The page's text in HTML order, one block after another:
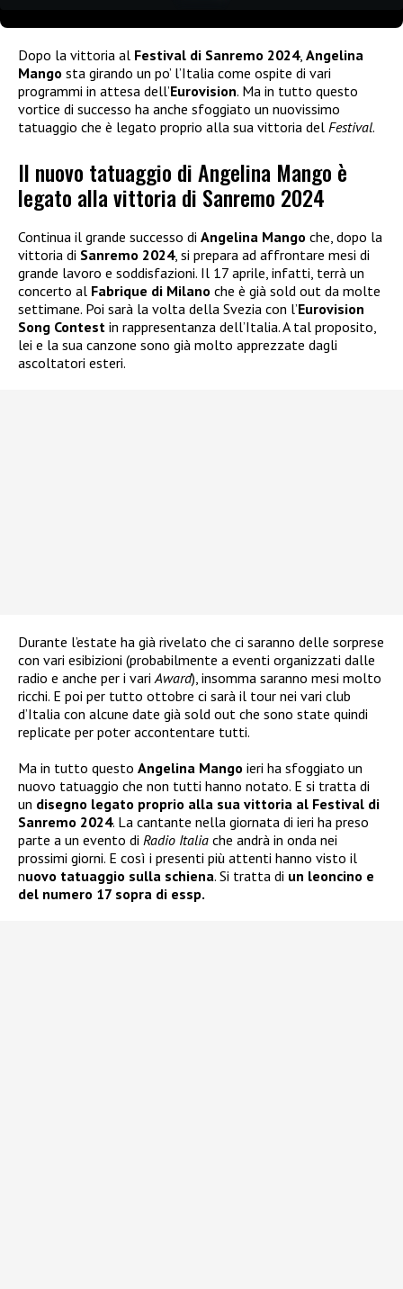
Dopo la vittoria al Festival di Sanremo 2024, Angelina
Mango sta girando un po’ l’Italia come ospite di vari
programmi in attesa dell’Eurovision. Ma in tutto questo
vortice di successo ha anche sfoggiato un nuovissimo
tatuaggio che è legato proprio alla sua vittoria del Festival.
Il nuovo tatuaggio di Angelina Mango è
legato alla vittoria di Sanremo 2024
Continua il grande successo di Angelina Mango che, dopo la
vittoria di Sanremo 2024, si prepara ad affrontare mesi di
grande lavoro e soddisfazioni. Il 17 aprile, infatti, terrà un
concerto al Fabrique di Milano che è già sold out da molte
settimane. Poi sarà la volta della Svezia con l’Eurovision
Song Contest in rappresentanza dell’Italia. A tal proposito,
lei e la sua canzone sono già molto apprezzate dagli
ascoltatori esteri.
Durante l’estate ha già rivelato che ci saranno delle sorprese
con vari esibizioni (probabilmente a eventi organizzati dalle
radio e anche per i variAward), insomma saranno mesi molto
ricchi. E poi per tutto ottobre ci sarà il tour nei vari club
d’Italia con alcune date già sold out che sono state quindi
replicate per poter accontentare tutti.
Ma in tutto questo Angelina Mango ieri ha sfoggiato un
nuovo tatuaggio che non tutti hanno notato. E si tratta di
un disegno legato proprio alla sua vittoria al Festival di
Sanremo 2024. La cantante nella giornata di ieri ha preso
parte a un evento di Radio Italia che andrà in onda nei
prossimi giorni. E così i presenti più attenti hanno visto il
nuovo tatuaggio sulla schiena. Si tratta di un leoncino e
del numero 17 sopra di essp.